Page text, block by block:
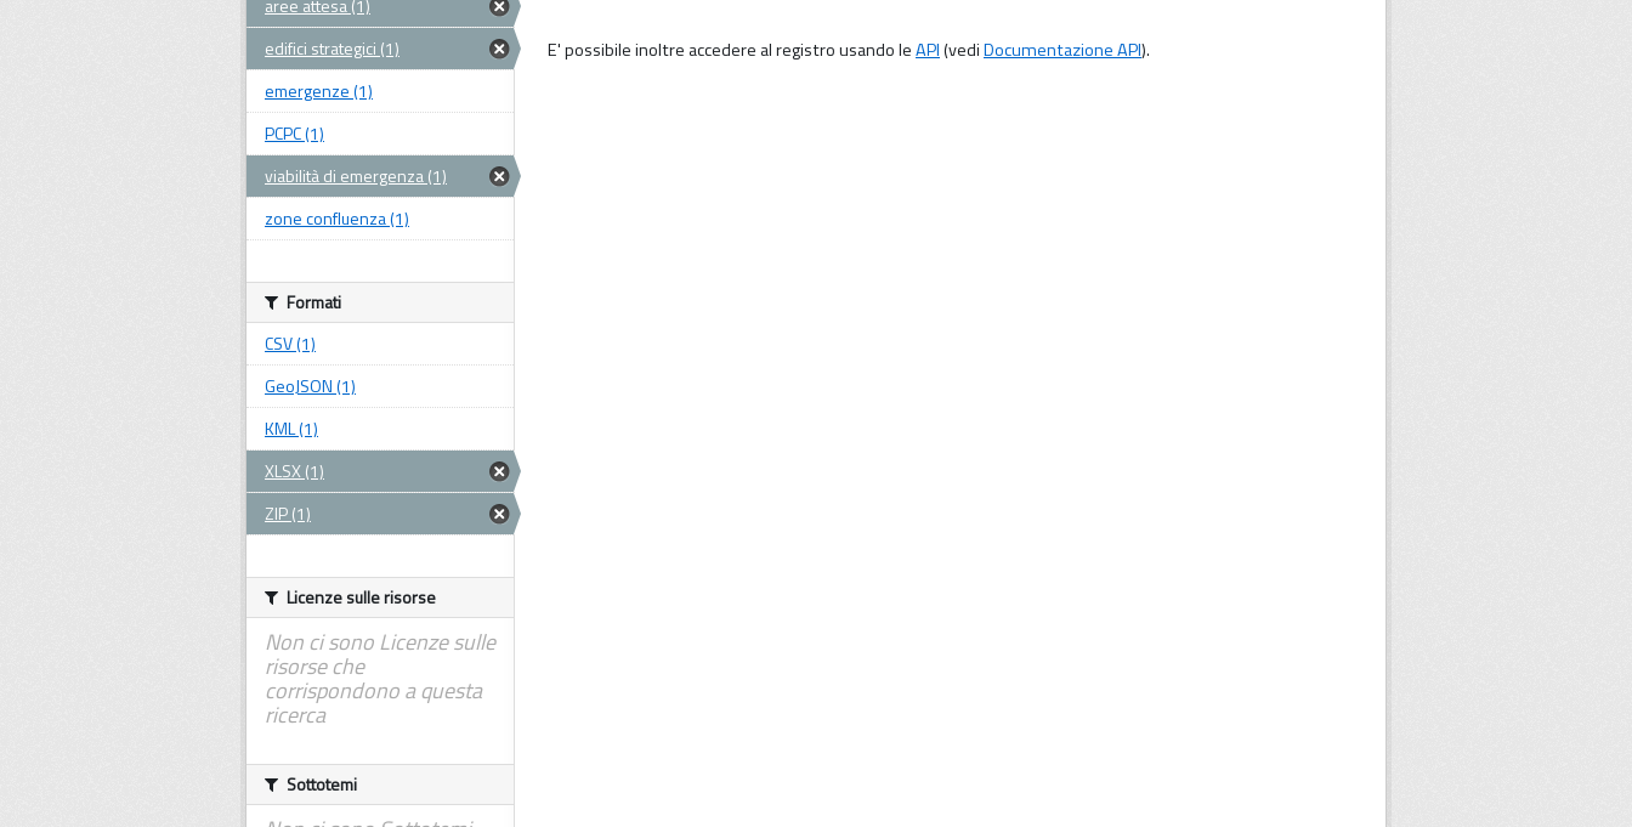
E' possibile inoltre accedere al registro usando leAPI(vediDocumentazione API).
aree attesa (1)
edifici strategici (1)
emergenze (1)
PCPC (1)
viabilità di emergenza (1)
zone confluenza (1)
Formati
CSV (1)
GeoJSON (1)
KML (1)
XLSX (1)
ZIP (1)
Licenze sulle risorse
Non ci sono Licenze sulle
risorse che
corrispondono a questa
ricerca
Sottotemi